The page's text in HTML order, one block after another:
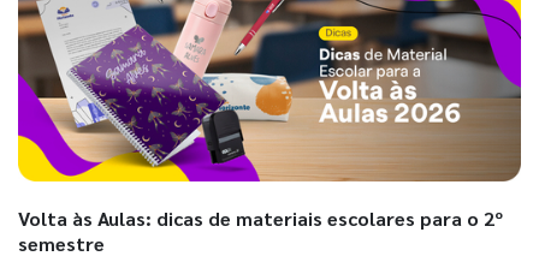
Volta às Aulas: dicas de materiais escolares para o 2º
semestre